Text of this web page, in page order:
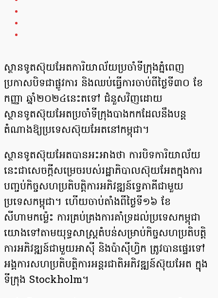
ស្ថានទូតស៊ុយអែតការិយាល័យប្រចាំទីក្រុងភ្នំពេញ
ប្រកាសបិទជាផ្លូវការ និងឈប់ធ្វើការចាប់ពីថ្ងៃទី៣០ ខែ
កញ្ញា ឆ្នាំ២០២៤នេះតទៅ ជំនួសវិញដោយ
ស្ថានទូតស៊ុយអែតប្រចាំទីក្រុងបាងកកដែលនឹងបន្ត
តំណាងឱ្យប្រទេសស៊ុយអែតនៅកម្ពុជា។
ស្ថានទូតស៊ុយអែតបានអះអាងថា ការបិទការិយាល័យ
នេះជាសេចក្ដីសម្រេចរបស់រដ្ឋាភិបាលស៊ុយអែតក្នុងការ
បញ្ចប់កិច្ចសហប្រតិបត្តិការអភិវឌ្ឍន៍ទ្វេភាគីជាមួយ
ប្រទេសកម្ពុជា។ ហើយចាប់តាំងពីថ្ងៃទី១៦ ខែ
សីហាមកម៉្លេះ ការគ្រប់គ្រងការគាំទ្រដល់ប្រទេសកម្ពុជា
យោងទៅតាមយុទ្ធសាស្ត្រតំបន់សម្រាប់កិច្ចសហប្រតិបត្តិ
ការអភិវឌ្ឍន៍ជាមួយអាស៊ី និងប៉ាស៊ីហ្វិក ត្រូវបានផ្ទេរទៅ
អង្គការសហប្រតិបត្តិការអន្តរជាតិអភិវឌ្ឍន៍ស៊ុយអែត ក្នុង
ទីក្រុង Stockholm។